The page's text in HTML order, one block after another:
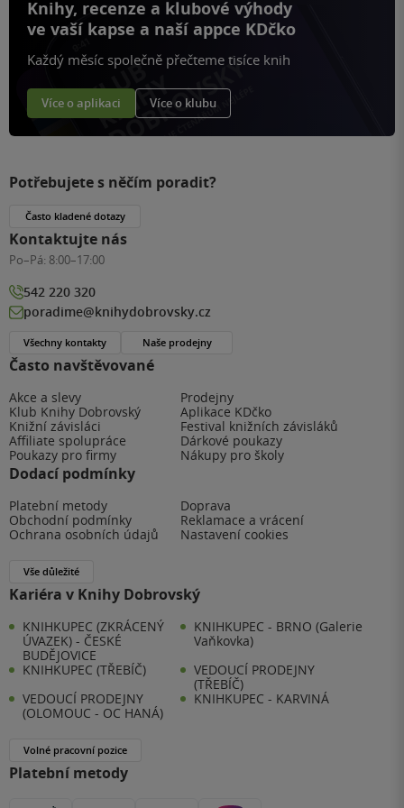
Knihy, recenze a klubové výhody
ve vaší kapse a naší appce KDčko
Každý měsíc společně přečteme tisíce knih
Více o aplikaci Více o klubu
Často navštěvované
Akce a slevy
Prodejny
Klub Knihy Dobrovský
Aplikace KDčko
Knižní závisláci
Festival knižních závisláků
Affiliate spolupráce
Dárkové poukazy
Poukazy pro firmy
Nákupy pro školy
Dodací podmínky
Platební metody
Doprava
Obchodní podmínky
Reklamace a vrácení
Ochrana osobních údajů
Nastavení cookies
Vše důležité
Kariéra v Knihy Dobrovský
KNIHKUPEC (ZKRÁCENÝ
ÚVAZEK) - ČESKÉ
BUDĚJOVICE
KNIHKUPEC - BRNO (Galerie
Vaňkovka)
KNIHKUPEC (TŘEBÍČ)
VEDOUCÍ PRODEJNY
(TŘEBÍČ)
VEDOUCÍ PRODEJNY
(OLOMOUC - OC HANÁ)
KNIHKUPEC - KARVINÁ
Volné pracovní pozice
Platební metody
Potřebujete s něčím poradit?
Často kladené dotazy
Kontaktujte nás
Po–Pá: 8:00–17:00
542 220 320
poradime@knihydobrovsky.cz
Všechny kontakty Naše prodejny